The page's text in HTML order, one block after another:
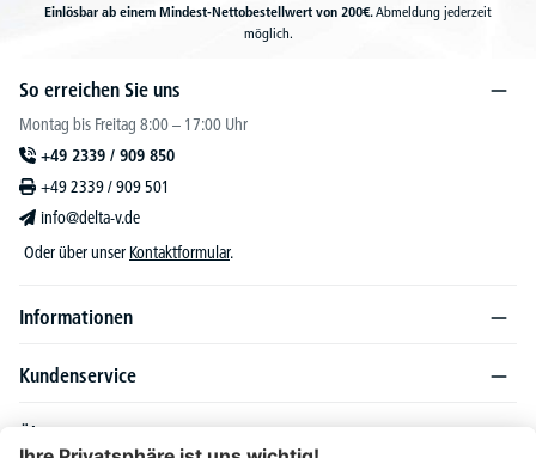
Einlösbar ab einem Mindest-Nettobestellwert von 200€.Abmeldung jederzeit
möglich.
So erreichen Sie uns
Montag bis Freitag 8:00 – 17:00 Uhr
+49 2339 / 909 850
+49 2339 / 909 501
info@delta-v.de
Oder über unser Kontaktformular.
Informationen
Kundenservice
Über DELTA-V